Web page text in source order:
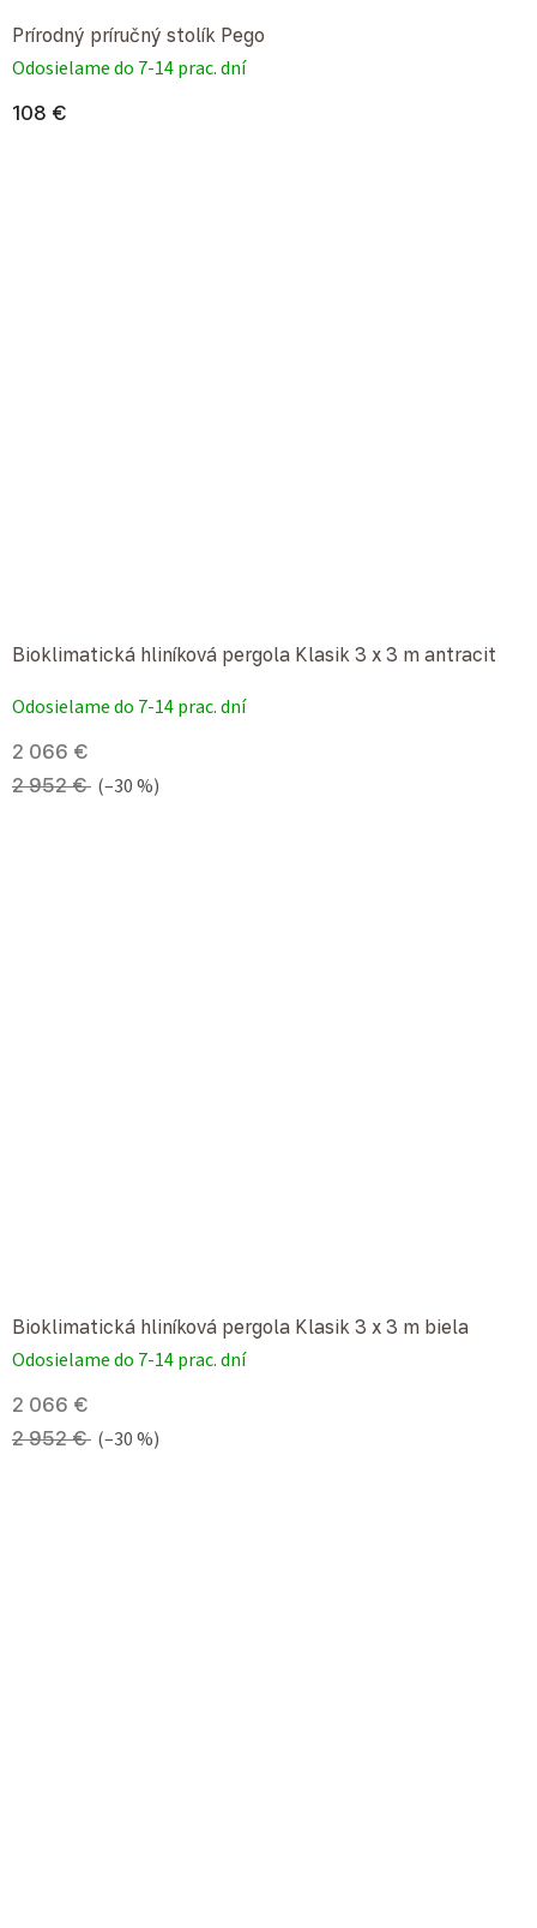
Prírodný príručný stolík Pego
Odosielame do 7-14 prac. dní
108 €
Bioklimatická hliníková pergola Klasik 3 x 3 m antracit
Odosielame do 7-14 prac. dní
2 066 €
2 952 € (–30 %)
Bioklimatická hliníková pergola Klasik 3 x 3 m biela
Odosielame do 7-14 prac. dní
2 066 €
2 952 € (–30 %)